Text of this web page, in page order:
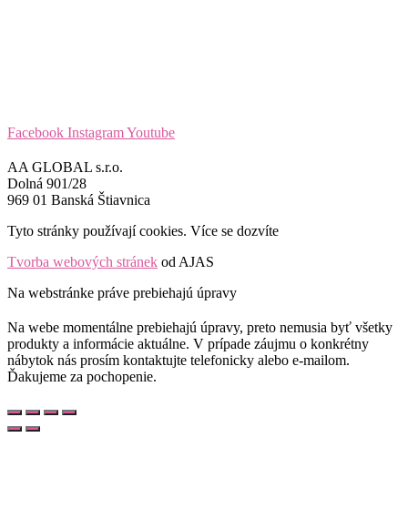
Facebook InstagramYoutube
AA GLOBAL s.r.o.
Dolná 901/28
969 01 Banská Štiavnica
Tyto stránky používají cookies. Více se dozvíte
Tvorba webových stránek od AJAS
Na webstránke práve prebiehajú úpravy
Na webe momentálne prebiehajú úpravy, preto nemusia byť všetky
produkty a informácie aktuálne. V prípade záujmu o konkrétny
nábytok nás prosím kontaktujte telefonicky alebo e-mailom.
Ďakujeme za pochopenie.